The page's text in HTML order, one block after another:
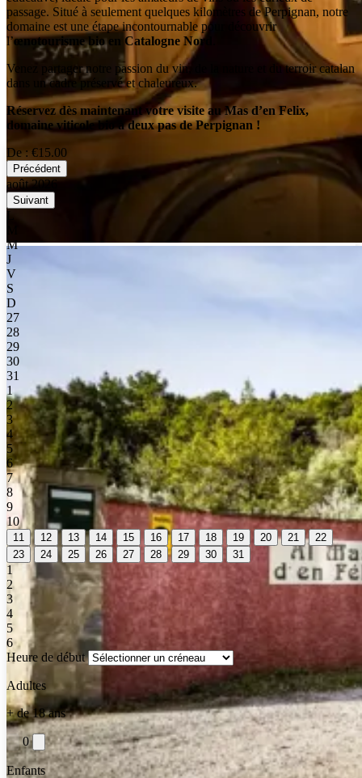
passage. Situé à seulement quelques kilomètres de Perpignan, notre
domaine est une étape incontournable pour découvrir
l’œnotourisme bio en Catalogne Nord
Venez partager notre passion du vin, de la nature et du terroir catalan
dans un cadre préservé et chaleureux.
Réservez dès maintenant votre visite au Mas d’en Felix,
domaine viticole bio à deux pas de Perpignan !
De : €15.00
Précédent
août 2026
Suivant
L
M
J
V
S
D
27
28
29
30
31
1
2
3
4
5
6
7
8
9
10
11 12 13 14 15 16 17 18 19 20 21
22
23
24 25 26 27 28 29 30 31
1
2
3
4
5
6
Heure de début
Adultes
+ de 18 ans
0
Enfants